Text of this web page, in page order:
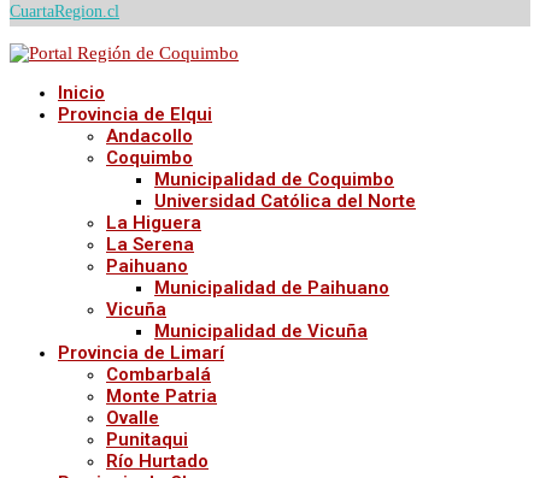
CuartaRegion.cl
Inicio
Provincia de Elqui
Andacollo
Coquimbo
Municipalidad de Coquimbo
Universidad Católica del Norte
La Higuera
La Serena
Paihuano
Municipalidad de Paihuano
Vicuña
Municipalidad de Vicuña
Provincia de Limarí
Combarbalá
Monte Patria
Ovalle
Punitaqui
Río Hurtado